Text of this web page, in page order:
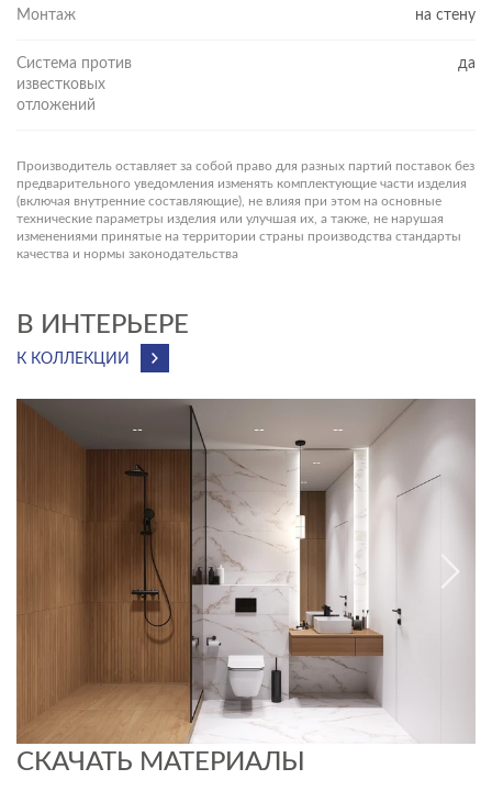
Монтаж на стену
Система против
известковых
отложений
да
Производитель оставляет за собой право для разных партий поставок без
предварительного уведомления изменять комплектующие части изделия
(включая внутренние составляющие), не влияя при этом на основные
технические параметры изделия или улучшая их, а также, не нарушая
изменениями принятые на территории страны производства стандарты
качества и нормы законодательства
В ИНТЕРЬЕРЕ
К КОЛЛЕКЦИИ
СКАЧАТЬ МАТЕРИАЛЫ